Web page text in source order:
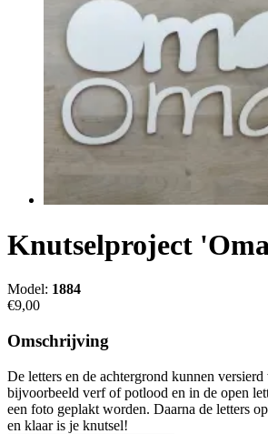
Knutselproject
Model: 1884
€9,00
Omschrijving
De letters en de achtergrond kunnen
bijvoorbeeld verf of potlood en in de open
een foto geplakt worden. Daarna de letters
en klaar is je knutsel!